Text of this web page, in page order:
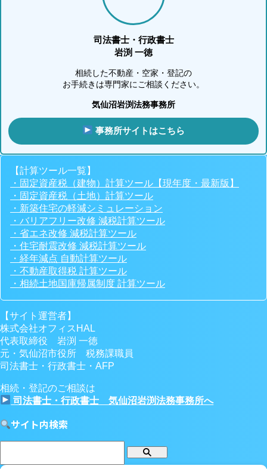
司法書士・行政書士
岩渕 一徳
相続した不動産・空家・登記の
お手続きは専門家にご相談ください。
気仙沼岩渕法務事務所
事務所サイトはこちら
【計算ツール一覧】
・固定資産税（建物）計算ツール【現年度・最新版】
・固定資産税（土地）計算ツール
・新築住宅の軽減シミュレーション
・バリアフリー改修 減税計算ツール
・省エネ改修 減税計算ツール
・住宅耐震改修 減税計算ツール
・経年減点 自動計算ツール
・不動産取得税 計算ツール
・相続土地国庫帰属制度 計算ツール
【サイト運営者】
株式会社オフィスHAL
代表取締役 岩渕 一徳
元・気仙沼市役所 税務課職員
司法書士・行政書士・AFP
相続・登記のご相談は
司法書士・行政書士 気仙沼岩渕法務事務所へ
サイト内検索